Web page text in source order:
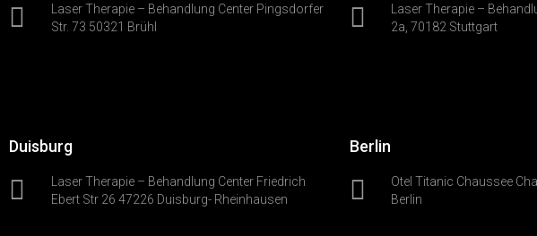
Laser Therapie – Behandlung Center Pingsdorfer
Str. 73 50321 Brühl
Laser Therapie –
2a, 70182 Stuttgart
Duisburg
Laser Therapie – Behandlung Center Friedrich
Ebert Str 26 47226 Duisburg- Rheinhausen
Berlin
Otel Titanic Chaussee
Berlin